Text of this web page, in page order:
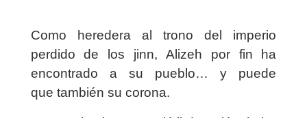
Como heredera al trono del imperio
perdido de los jinn, Alizeh por fin ha
encontrado a su pueblo… y puede
que también su corona.